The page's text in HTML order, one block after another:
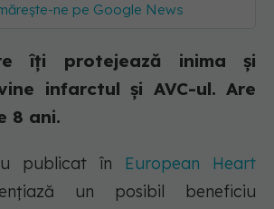
ne pe Google News
îți protejează inima și
infarctul și AVC-ul. Are
8 ani.
publicat în European Heart
un posibil beneficiu